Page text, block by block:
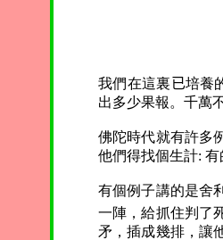
我們在這裏已培養
出多少果報。千萬
佛陀時代就有許多
他們得找個生計:
有個例子講的是舍
一陣，給抓住判了
矛，插成幾排，讓